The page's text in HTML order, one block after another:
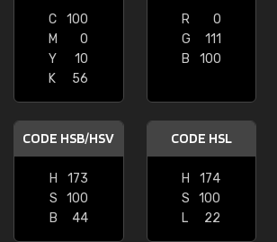
C
100
M
0
Y
10
K
56
R
0
G
111
B
100
CODE HSB/HSV
H
173
S
100
B
44
CODE HSL
H
174
S
100
L
22